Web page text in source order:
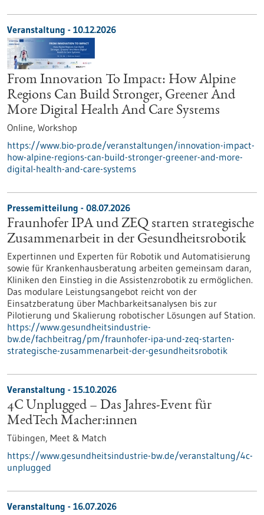
Veranstaltung - 10.12.2026
From Innovation To Impact: How Alpine
Regions Can Build Stronger, Greener And
More Digital Health And Care Systems
Online, Workshop
https://www.bio-pro.de/veranstaltungen/innovation-impact-
how-alpine-regions-can-build-stronger-greener-and-more-
digital-health-and-care-systems
Pressemitteilung - 08.07.2026
Fraunhofer IPA und ZEQ starten strategische
Zusammenarbeit in der Gesundheitsrobotik
Expertinnen und Experten für Robotik und Automatisierung
sowie für Krankenhausberatung arbeiten gemeinsam daran,
Kliniken den Einstieg in die Assistenzrobotik zu ermöglichen.
Das modulare Leistungsangebot reicht von der
Einsatzberatung über Machbarkeitsanalysen bis zur
Pilotierung und Skalierung robotischer Lösungen auf Station.
https://www.gesundheitsindustrie-
bw.de/fachbeitrag/pm/fraunhofer-ipa-und-zeq-starten-
strategische-zusammenarbeit-der-gesundheitsrobotik
Veranstaltung - 15.10.2026
4C Unplugged – Das Jahres‑Event für
MedTech Macher:innen
Tübingen, Meet & Match
https://www.gesundheitsindustrie-bw.de/veranstaltung/4c-
unplugged
Veranstaltung - 16.07.2026